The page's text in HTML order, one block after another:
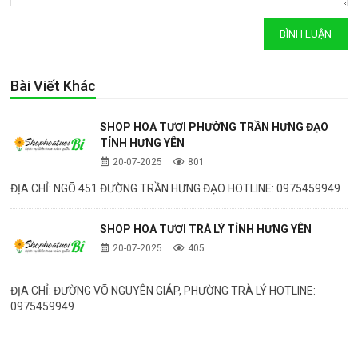
Bài Viết Khác
SHOP HOA TƯƠI PHƯỜNG TRẦN HƯNG ĐẠO
TỈNH HƯNG YÊN
20-07-2025 801
ĐỊA CHỈ: NGÕ 451 ĐƯỜNG TRẦN HƯNG ĐẠO HOTLINE: 0975459949
SHOP HOA TƯƠI TRÀ LÝ TỈNH HƯNG YÊN
20-07-2025 405
ĐỊA CHỈ: ĐƯỜNG VÕ NGUYÊN GIÁP, PHƯỜNG TRÀ LÝ HOTLINE:
0975459949